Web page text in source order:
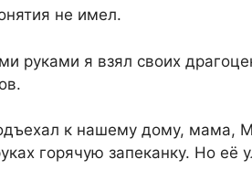
не имел.
руками я взял своих
к нашему дому, мама,
горячую запеканку. Но её